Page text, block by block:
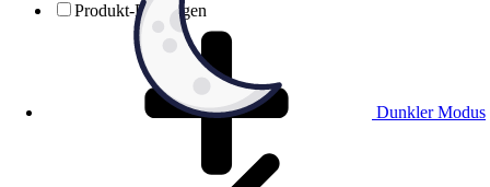
Dunkler Modus
Produkt-Prüfungen